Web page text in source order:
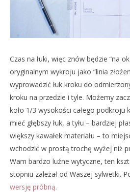
Czas na łuki, więc znów będzie “na
oryginalnym wykroju jako “linia
wyprowadzić łuk kroku do
kroku na przedzie i tyle. Możemy
koło 1/3 wysokości całego podkroju
mieć głębszy łuk, a tyłu – bardziej
większy kawałek materiału – to
wchodzić w prostą trochę wyżej niż
Wam bardzo luźne wytyczne, ten
stopniu zależał od Waszej sylwetki.
wersję próbną.